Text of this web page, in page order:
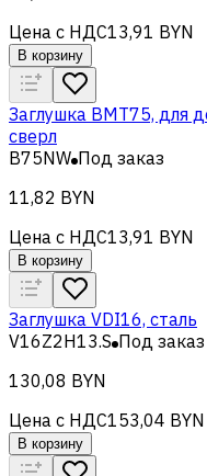
Цена с НДС13,91 BYN
В корзину
Заглушка BMT75, для
сверл
B75NW Под заказ
11,82 BYN
Цена с НДС13,91 BYN
В корзину
Заглушка VDI16, сталь
V16Z2H13.S Под заказ
130,08 BYN
Цена с НДС153,04 BYN
В корзину